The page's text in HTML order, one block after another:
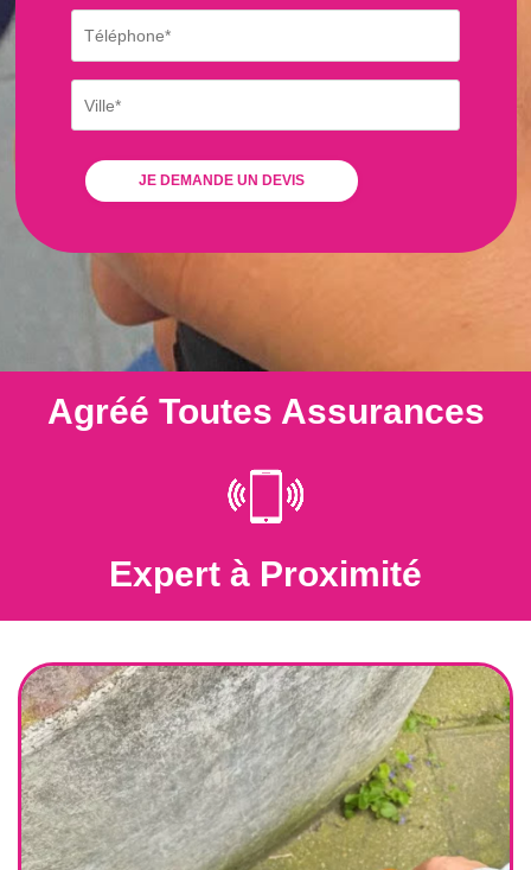
Agréé Toutes Assurances
Expert à Proximité